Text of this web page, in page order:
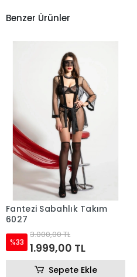
Benzer Ürünler
Fantezi Sabahlık Takım
6027
%33
3.000,00 TL
1.999,00 TL
Sepete Ekle